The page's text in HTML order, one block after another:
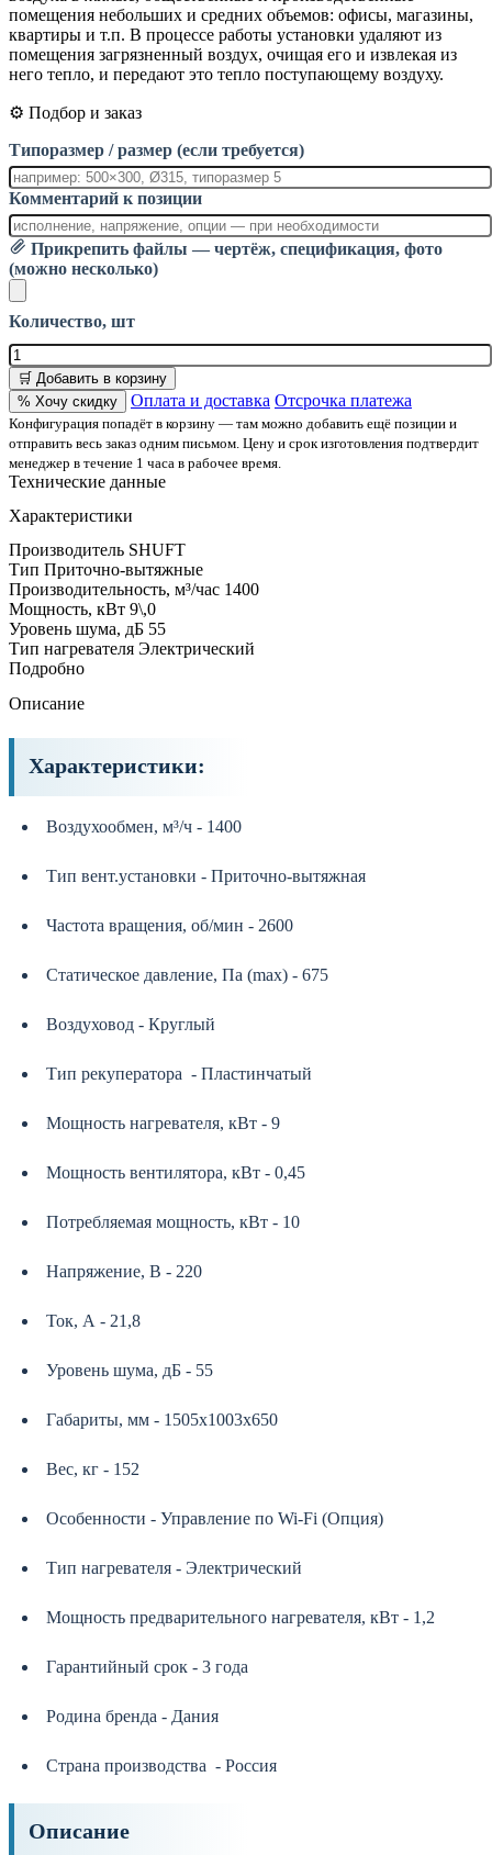
помещения небольших и средних объемов: офисы, магазины,
квартиры и т.п. В процессе работы установки удаляют из
помещения загрязненный воздух, очищая его и извлекая из
него тепло, и передают это тепло поступающему воздуху.
⚙️ Подбор и заказ
Типоразмер / размер (если требуется)
Комментарий к позиции
Прикрепить файлы — чертёж, спецификация, фото
(можно несколько)
Количество, шт
🛒 Добавить в корзину
% Хочу скидку
Оплата и доставка Отсрочка платежа
Конфигурация попадёт в корзину — там можно добавить ещё позиции и
отправить весь заказ одним письмом. Цену и срок изготовления подтвердит
менеджер в течение 1 часа в рабочее время.
Технические данные
Характеристики
Производитель SHUFT
Тип Приточно-вытяжные
Производительность, м³/час 1400
Мощность, кВт 9\,0
Уровень шума, дБ 55
Тип нагревателя Электрический
Подробно
Описание
Характеристики:
Воздухообмен, м³/ч - 1400
Тип вент.установки - Приточно-вытяжная
Частота вращения, об/мин - 2600
Статическое давление, Па (max) - 675
Воздуховод - Круглый
Тип рекуператора - Пластинчатый
Мощность нагревателя, кВт - 9
Мощность вентилятора, кВт - 0,45
Потребляемая мощность, кВт - 10
Напряжение, В - 220
Ток, А - 21,8
Уровень шума, дБ - 55
Габариты, мм - 1505х1003х650
Вес, кг - 152
Особенности - Управление по Wi-Fi (Опция)
Тип нагревателя - Электрический
Мощность предварительного нагревателя, кВт - 1,2
Гарантийный срок - 3 года
Родина бренда - Дания
Страна производства - Россия
Описание